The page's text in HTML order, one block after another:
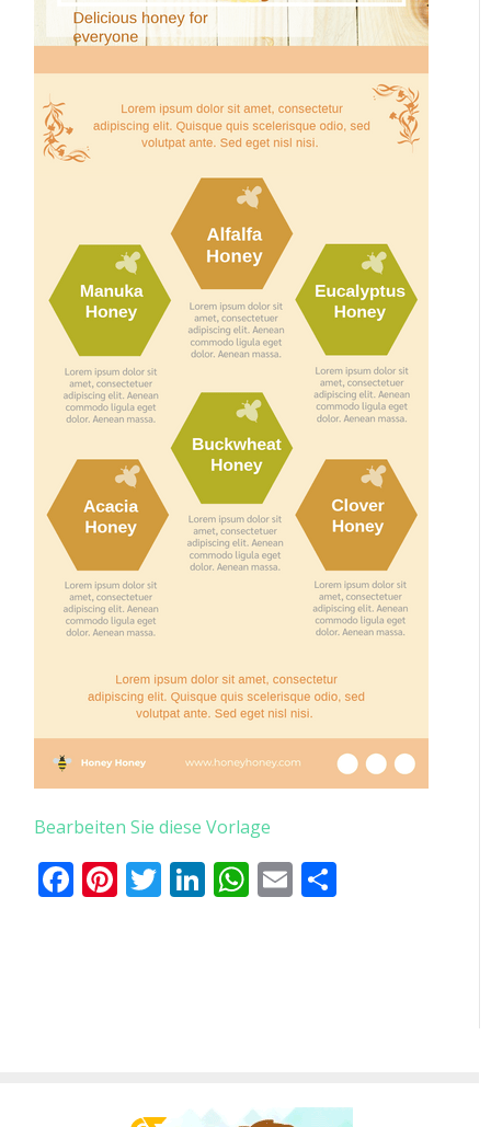
Bearbeiten Sie diese Vorlage
Facebook
Pinterest
Twitter
LinkedIn
WhatsApp
Email